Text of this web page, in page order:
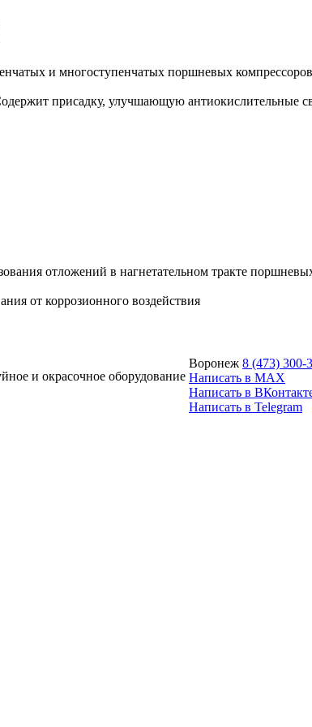
и многоступенчатых поршневых
присадку, улучшающую антиокислительные
отложений в нагнетательном тракте
от коррозионного воздействия
и окрасочное оборудование
Воронеж 8 (473) 300-
Написать в MAX
Написать в
Написать в Telegram